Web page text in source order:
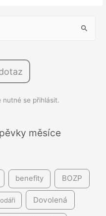
nutné se přihlásit.
měsíce
benefity BOZP
Dovolená